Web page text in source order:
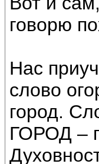
говорю
Нас
слово
город.
ГОРОД –